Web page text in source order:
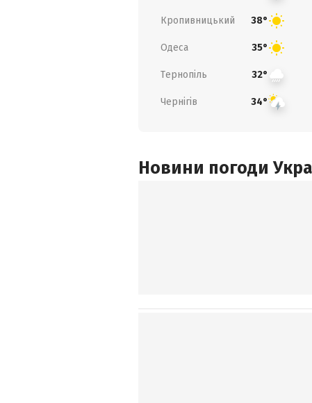
Кропивницький 38°
Одеса 35°
Тернопіль 32°
Чернігів 34°
Новини погоди